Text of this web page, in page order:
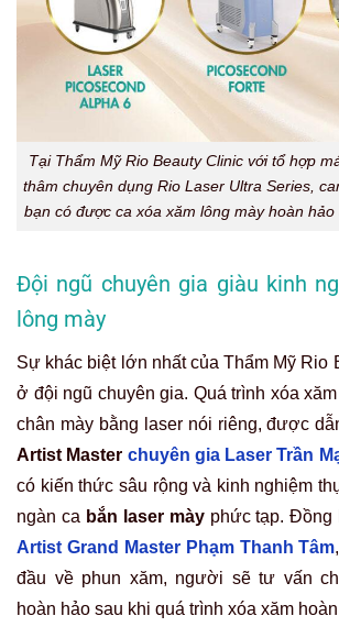
Tại Thẩm Mỹ Rio Beauty Clinic với tổ hợp
thâm chuyên dụng Rio Laser Ultra Series,
bạn có được ca xóa xăm lông mày hoàn
Đội ngũ chuyên gia giàu kinh
lông mày
Sự khác biệt lớn nhất của Thẩm Mỹ Rio
ở đội ngũ chuyên gia. Quá trình xóa
chân mày bằng lasernói riêng, được
Artist Master chuyên gia Laser Trần
có kiến thức sâu rộng và kinh nghiệm
ngàn ca bắn laser màyphức tạp. Đồng
Artist Grand Master Phạm Thanh Tâm
đầu về phun xăm, người sẽ tư vấn
hoàn hảo sau khi quá trình xóa xăm hoàn